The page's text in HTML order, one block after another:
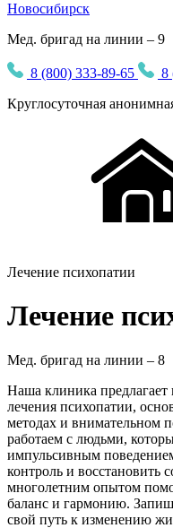
Новосибирск
Мед. бригад на линии – 9
8 (800) 333-89-65
8
Круглосуточная
Лечение психопатии
Лечение
Мед. бригад на линии – 8
Наша клиника
лечения психопатии,
методах и внимательном
работаем с людьми,
импульсивным
контроль и восстановить
многолетним опытом
баланс и гармонию.
свой путь к изменению